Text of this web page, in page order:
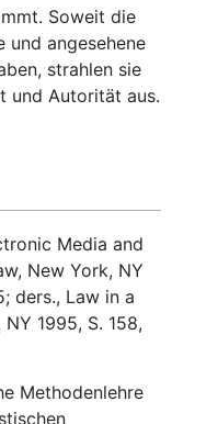
Soweit die
und angesehene
strahlen sie
und Autorität aus.
Media and
New York, NY
ders., Law in a
1995, S. 158,
Methodenlehre